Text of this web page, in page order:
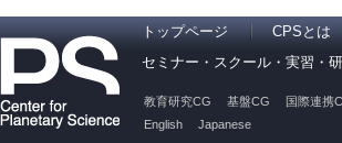
トップページ
CPSとは
セミナー・スクール・実習・
教育研究CG 基盤CG
国際連携
English
Japanese